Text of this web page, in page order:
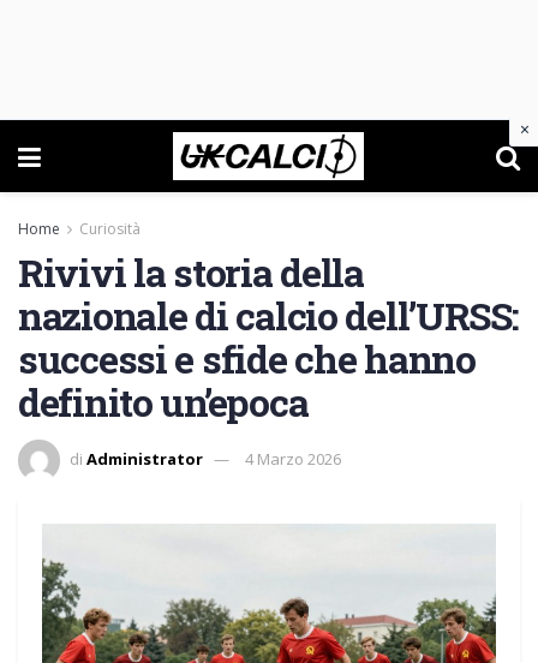
Home Curiosità
Rivivi la storia della
nazionale di calcio dell’URSS:
successi e sfide che hanno
definito un’epoca
di Administrator 4 Marzo 2026
×